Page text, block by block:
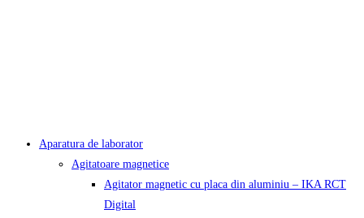
Aparatura de laborator
Agitatoare magnetice
Agitator magnetic cu placa din aluminiu – IKA RCT
Digital